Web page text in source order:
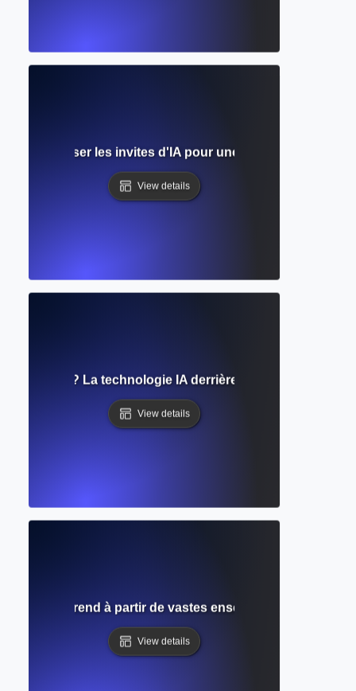
? Maîtriser les invites d'IA pour une meilleure écriture
View details
de texte ? La technologie IA derrière l'écriture
View details
l'IA apprend à partir de vastes ensembles de
View details